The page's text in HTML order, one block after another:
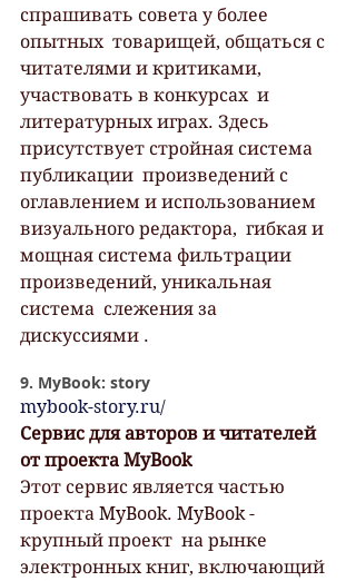
спрашивать совета у более
опытных  товарищей, общаться с
читателями и критиками,
участвовать в конкурсах  и
литературных играх. Здесь
присутствует стройная система
публикации  произведений с
оглавлением и использованием
визуального редактора,  гибкая и
мощная система фильтрации
произведений, уникальная
система  слежения за
дискуссиями .
9. MyBook: story
mybook-story.ru/
Сервис для авторов и читателей
от проекта MyBook
Этот сервис является частью
проекта MyBook. MyBook -
крупный проект  на рынке
электронных книг, включающий